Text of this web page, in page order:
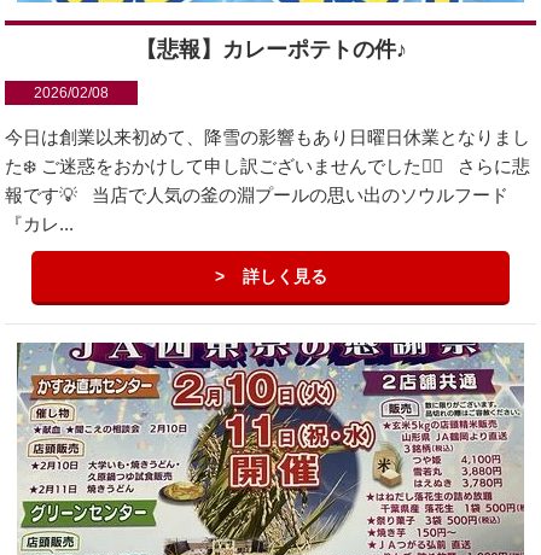
【悲報】カレーポテトの件♪
2026/02/08
今日は創業以来初めて、降雪の影響もあり日曜日休業となりまし
た❄️ ご迷惑をおかけして申し訳ございませんでした🙇‍♂️ さらに悲
報です💡 当店で人気の釜の淵プールの思い出のソウルフード
『カレ...
詳しく見る